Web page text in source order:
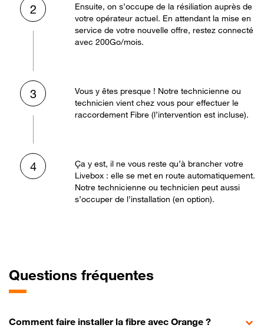
2
Ensuite, on s’occupe de la résiliation auprès de
votre opérateur actuel. En attendant la mise en
service de votre nouvelle offre, restez connecté
avec 200Go/mois.
3
Vous y êtes presque ! Notre technicienne ou
technicien vient chez vous pour effectuer le
raccordement Fibre (l’intervention est incluse).
4
Ça y est, il ne vous reste qu’à brancher votre
Livebox : elle se met en route automatiquement.
Notre technicienne ou technicien peut aussi
s’occuper de l’installation (en option).
Questions fréquentes
Comment faire installer la fibre avec Orange ?